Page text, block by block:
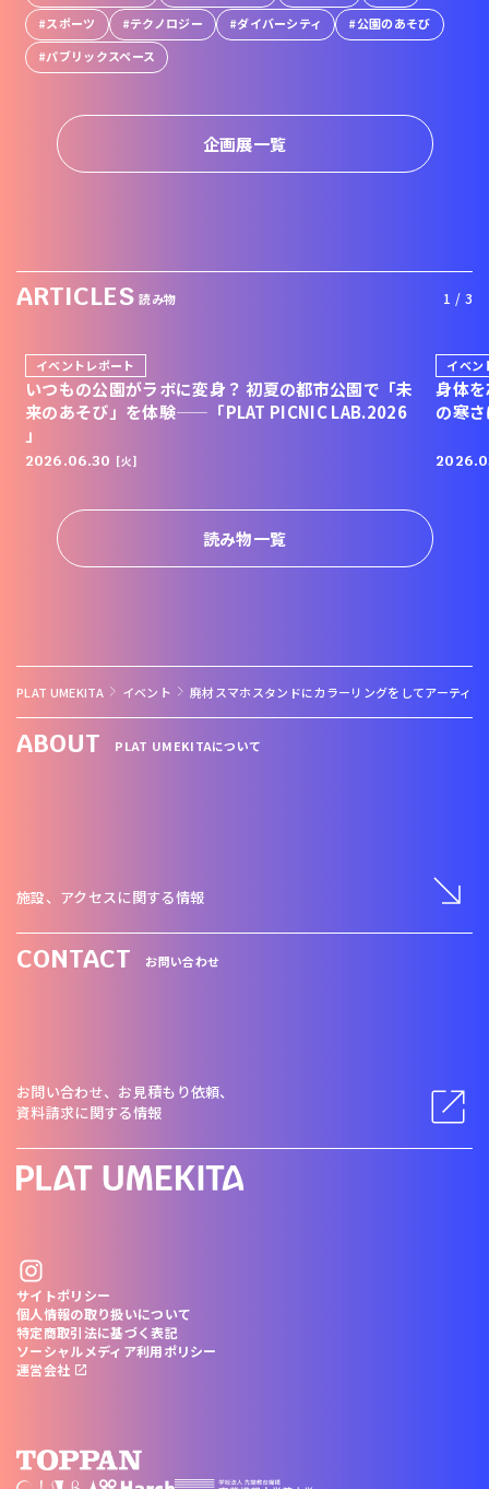
スポーツ
テクノロジー ダイバーシティ
公園のあそび
パブリックスペース
企画展一覧
ARTICLES 読み物 1 / 3
イベントレポート
いつもの公園がラボに変身？ 初夏の都市公園で「未
来のあそび」を体験——「PLAT PICNIC LAB.2026
」
2026.06.30 [火]
イベン
身体
の寒
読み物一覧
PLAT UMEKITA イベント 廃材スマホスタンドにカラーリングをしてアーティ
ABOUT PLAT UMEKITAについて
施設、アクセスに関する情報
CONTACT お問い合わせ
お問い合わせ、お見積もり依頼、
資料請求に関する情報
サイトポリシー
個人情報の取り扱いについて
特定商取引法に基づく表記
ソーシャルメディア利用ポリシー
運営会社